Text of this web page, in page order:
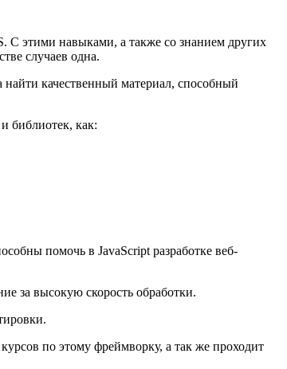
С этими навыками, а также со знанием других
случаев одна.
качественный материал, способный
библиотек, как:
помочь в JavaScript разработке веб-
за высокую скорость обработки.
по этому фреймворку, а так же проходит